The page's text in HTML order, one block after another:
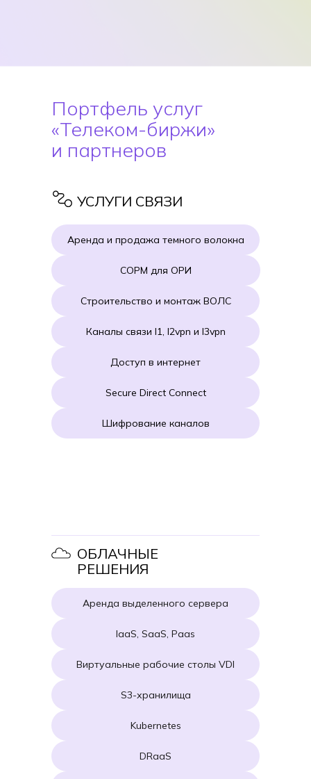
Портфель услуг
«Телеком-биржи»
и партнеров
УСЛУГИ СВЯЗИ
Аренда и продажа темного волокна
СОРМ для ОРИ
Строительство и монтаж ВОЛС
Каналы связи l1, l2vpn и l3vpn
Доступ в интернет
Secure Direct Connect
Шифрование каналов
ОБЛАЧНЫЕ
РЕШЕНИЯ
Аренда выделенного сервера
IaaS, SaaS, Paas
Виртуальные рабочие столы VDI
S3-хранилища
Kubernetes
DRaaS